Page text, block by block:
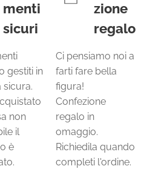
menti
sicuri
gestiti in
sicura.
non
il
è
zione
regalo
Ci pensiamo noi a
farti fare bella
figura!
Confezione
regalo in
omaggio.
Richiedila quando
completi l'ordine.